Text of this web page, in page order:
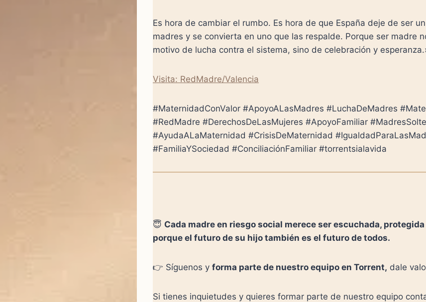
Es hora de cambiar el rumbo. Es hora de que España deje de ser
madres y se convierta en uno que las respalde. Porque ser madre
motivo de lucha contra el sistema, sino de celebración y
Visita: RedMadre/Valencia
#MaternidadConValor #ApoyoALasMadres #LuchaDeMadres
#RedMadre #DerechosDeLasMujeres #ApoyoFamiliar
#AyudaALaMaternidad #CrisisDeMaternidad
#FamiliaYSociedad #ConciliaciónFamiliar #torrentsialavida
😇 Cada madre en riesgo social merece ser escuchada,
porque el futuro de su hijo también es el futuro de todos.
👉 Síguenos y forma parte de nuestro equipo en Torrent, dale
Si tienes inquietudes y quieres formar parte de nuestro equipo